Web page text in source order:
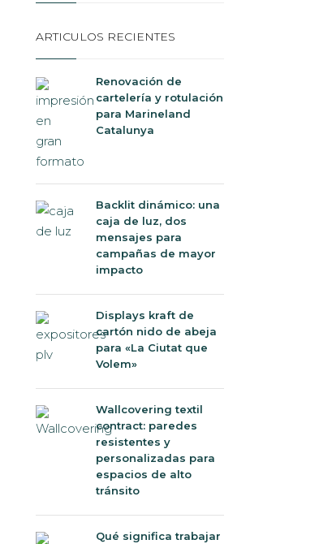
ARTICULOS RECIENTES
Renovación de
cartelería y rotulación
para Marineland
Catalunya
Backlit dinámico: una
caja de luz, dos
mensajes para
campañas de mayor
impacto
Displays kraft de
cartón nido de abeja
para «La Ciutat que
Volem»
Wallcovering textil
contract: paredes
resistentes y
personalizadas para
espacios de alto
tránsito
Qué significa trabajar